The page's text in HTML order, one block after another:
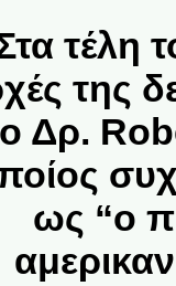
τέλη
της
ο Δρ.
ως “ο